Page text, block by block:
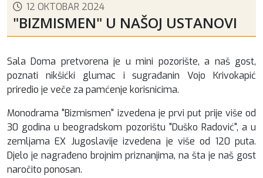
12 OKTOBAR 2024
"BIZMISMEN" U NAŠOJ USTANOVI
Sala Doma pretvorena je u mini pozorište, a naš gost,
poznati nikšićki glumac i sugrađanin Vojo Krivokapić
priredio je veče za pamćenje korisnicima.
Monodrama "Bizmismen" izvedena je prvi put prije više od
30 godina u beogradskom pozorištu "Duško Radović", a u
zemljama EX Jugoslavije izvedena je više od 120 puta.
Djelo je nagrađeno brojnim priznanjima, na šta je naš gost
naročito ponosan.